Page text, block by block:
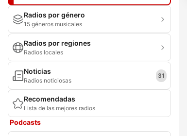
Radios por género
15 géneros musicales
Radios por regiones
Radios locales
Noticias
Radios noticiosas
31
Recomendadas
Lista de las mejores radios
Podcasts